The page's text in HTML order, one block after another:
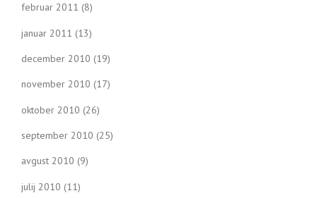
februar 2011 (8)
januar 2011 (13)
december 2010 (19)
november 2010 (17)
oktober 2010 (26)
september 2010 (25)
avgust 2010 (9)
julij 2010 (11)